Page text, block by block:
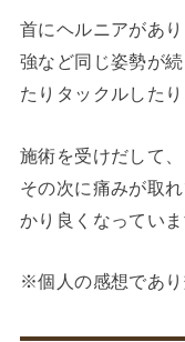
首にヘルニアがあ
強など同じ姿勢が
たりタックルした
施術を受けだして
その次に痛みが取
かり良くなっていま
※個人の感想であり